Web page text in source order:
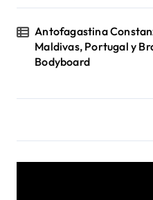
Antofagastina
Maldivas, Portugal y
Bodyboard